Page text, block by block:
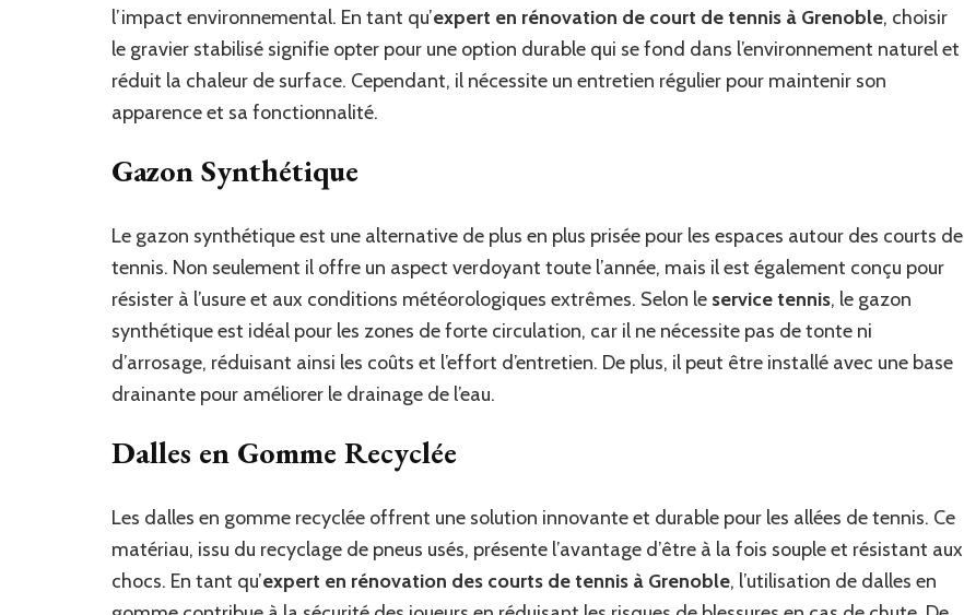
l’impact environnemental. En tant qu’expert en rénovation de court de tennis à Grenoble, choisir
le gravier stabilisé signifie opter pour une option durable qui se fond dans l’environnement naturel et
réduit la chaleur de surface. Cependant, il nécessite un entretien régulier pour maintenir son
apparence et sa fonctionnalité.
Gazon Synthétique
Le gazon synthétique est une alternative de plus en plus prisée pour les espaces autour des courts de
tennis. Non seulement il offre un aspect verdoyant toute l’année, mais il est également conçu pour
résister à l’usure et aux conditions météorologiques extrêmes. Selon le service tennis, le gazon
synthétique est idéal pour les zones de forte circulation, car il ne nécessite pas de tonte ni
d’arrosage, réduisant ainsi les coûts et l’effort d’entretien. De plus, il peut être installé avec une base
drainante pour améliorer le drainage de l’eau.
Dalles en Gomme Recyclée
Les dalles en gomme recyclée offrent une solution innovante et durable pour les allées de tennis. Ce
matériau, issu du recyclage de pneus usés, présente l’avantage d’être à la fois souple et résistant aux
chocs. En tant qu’expert en rénovation des courts de tennis à Grenoble, l’utilisation de dalles en